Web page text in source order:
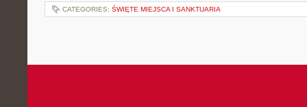
CATEGORIES: ŚWIĘTE MIEJSCA I SANKTUARIA